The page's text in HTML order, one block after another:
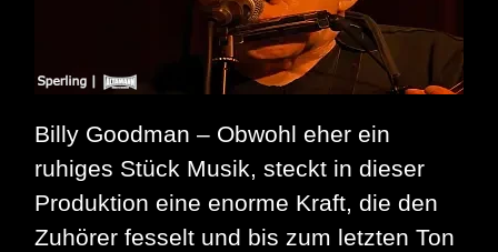
einer
Karriere,
die
keine
braucht
Billy Goodman – Obwohl eher ein
ruhiges Stück Musik, steckt in dieser
Produktion eine enorme Kraft, die den
Zuhörer fesselt und bis zum letzten Ton